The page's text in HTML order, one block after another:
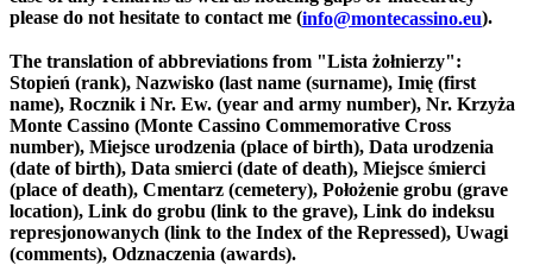
please do not hesitate to contact me (info@montecassino.eu).
The translation of abbreviations from "Lista żołnierzy":
Stopień (rank), Nazwisko (last name (surname), Imię (first
name), Rocznik i Nr. Ew. (year and army number), Nr. Krzyża
Monte Cassino (Monte Cassino Commemorative Cross
number), Miejsce urodzenia (place of birth), Data urodzenia
(date of birth), Data smierci (date of death), Miejsce śmierci
(place of death), Cmentarz (cemetery), Położenie grobu (grave
location), Link do grobu (link to the grave), Link do indeksu
represjonowanych (link to the Index of the Repressed), Uwagi
(comments), Odznaczenia (awards).